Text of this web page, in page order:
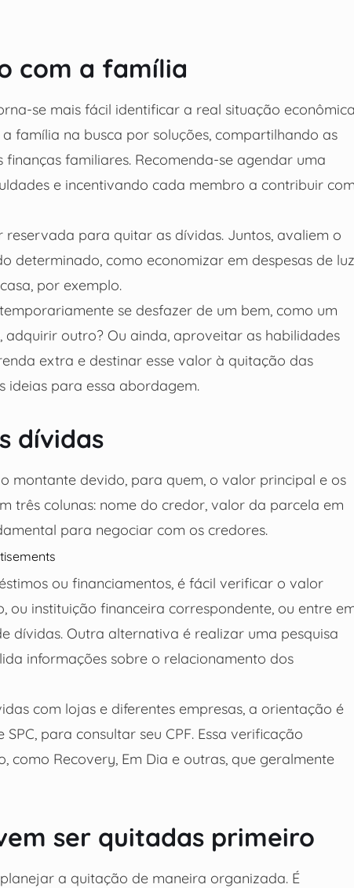
com a família
se mais fácil identificar a real situação
família na busca por soluções, compartilhando as
familiares. Recomenda-se agendar uma
e incentivando cada membro a contribuir
para quitar as dívidas. Juntos, avaliem o
determinado, como economizar em despesas de luz
por exemplo.
se desfazer de um bem, como um
outro? Ou ainda, aproveitar as habilidades
extra e destinar esse valor à quitação das
ideias para essa abordagem.
dívidas
montante devido, para quem, o valor principal e os
três colunas: nome do credor, valor da parcela em
para negociar com os credores.
ou financiamentos, é fácil verificar o valor
ou instituição financeira correspondente, ou entre
dívidas. Outra alternativa é realizar uma pesquisa
informações sobre o relacionamento dos
com lojas e diferentes empresas, a orientação é
SPC, para consultar seu CPF. Essa verificação
Recovery, Em Dia e outras, que geralmente
ser quitadas primeiro
a quitação de maneira organizada. É